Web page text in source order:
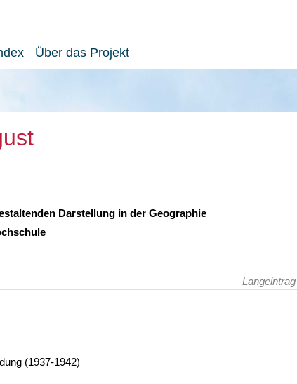
Über das Projekt
Darstellung in der Geographie
Langeintrag
(1937-1942)